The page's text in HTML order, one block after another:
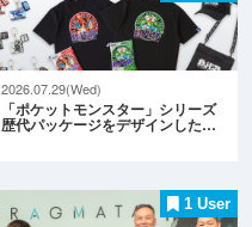
2026.07.29(Wed)
「ポケットモンスター」シリーズ
歴代パッケージをデザインした…
1 User